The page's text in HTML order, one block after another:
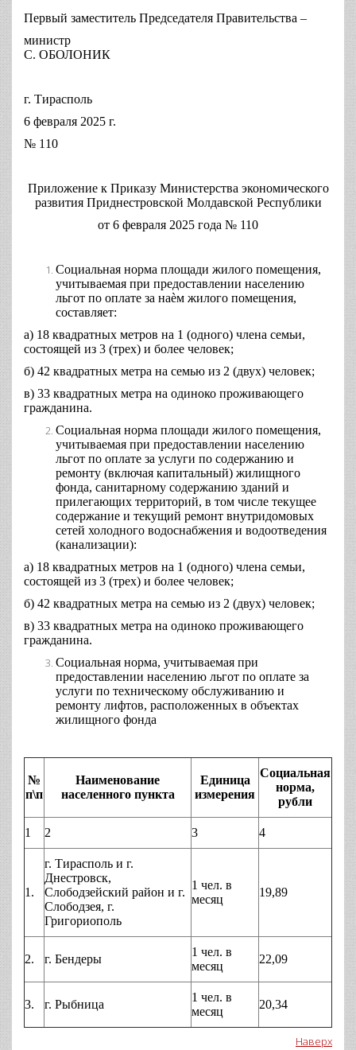
Первый заместитель Председателя Правительства –
С. ОБОЛОНИК
г. Тирасполь
6 февраля 2025 г.
№ 110
Приложение к Приказу Министерства экономического
развития Приднестровской Молдавской Республики
от 6 февраля 2025 года № 110
Социальная норма площади жилого помещения,
учитываемая при предоставлении населению
льгот по оплате за наѐм жилого помещения,
составляет:
а) 18 квадратных метров на 1 (одного) члена семьи,
состоящей из 3 (трех) и более человек;
б) 42 квадратных метра на семью из 2 (двух) человек;
в) 33 квадратных метра на одиноко проживающего
гражданина.
Социальная норма площади жилого помещения,
учитываемая при предоставлении населению
льгот по оплате за услуги по содержанию и
ремонту (включая капитальный) жилищного
фонда, санитарному содержанию зданий и
прилегающих территорий, в том числе текущее
содержание и текущий ремонт внутридомовых
сетей холодного водоснабжения и водоотведения
(канализации):
а) 18 квадратных метров на 1 (одного) члена семьи,
состоящей из 3 (трех) и более человек;
б) 42 квадратных метра на семью из 2 (двух) человек;
в) 33 квадратных метра на одиноко проживающего
гражданина.
Социальная норма, учитываемая при
предоставлении населению льгот по оплате за
услуги по техническому обслуживанию и
ремонту лифтов, расположенных в объектах
жилищного фонда
№
п\п
Наименование
населенного пункта
Единица
измерения
Социальная
норма,
рубли
1 2 3 4
1.
г. Тирасполь и г.
Днестровск,
Слободзейский район и г.
Слободзея, г.
Григориополь
1 чел. в
месяц
19,89
2. г. Бендеры
1 чел. в
месяц
22,09
3. г. Рыбница
1 чел. в
месяц
20,34
Наверх